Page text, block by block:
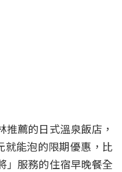
薦的日式溫泉飯店，
就能泡的限期優惠，比
」服務的住宿早晚餐全